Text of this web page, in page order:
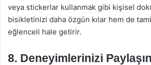
veya stickerlar kullanmak gibi kişisel
bisikletinizi daha özgün kılar hem de
eğlenceli hale getirir.
8. Deneyimlerinizi Paylaşın